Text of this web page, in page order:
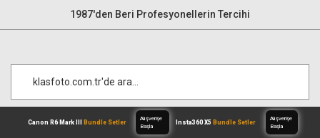
1987'den Beri Profesyonellerin Tercihi